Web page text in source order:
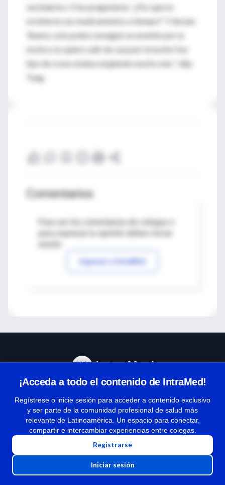
vecindarios. O les preguntaría: '¿Por qué no
recibieron sus medicamentos a tiempo?' Y decían:
'Bueno, solo podía conseguir un aventón por la
noche y no quiero salir de casa por la noche'. Ese
tipo de cosas estaba surgiendo mucho más ", dijo
Tung.
Comentarios
Para ver los comentarios de colegas o
Ingresar a IntraMed
¡Acceda a todo el contenido de IntraMed!
Regístrese o inicie sesión para acceder a contenido exclusivo
y ser parte de la comunidad profesional de salud más
relevante de Latinoamérica. Un espacio para conectar,
compartir e intercambiar experiencias entre colegas.
Registrarse
Iniciar sesión
Términos y condiciones
| Políticas de privacidad
| Todos los derechos reservados | Copyright 1997-2026